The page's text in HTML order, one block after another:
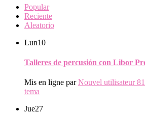
Popular
Reciente
Aleatorio
Lun10
Talleres de percusión con Libor
Mis en ligne parNouvel utilisateur
tema
Jue27